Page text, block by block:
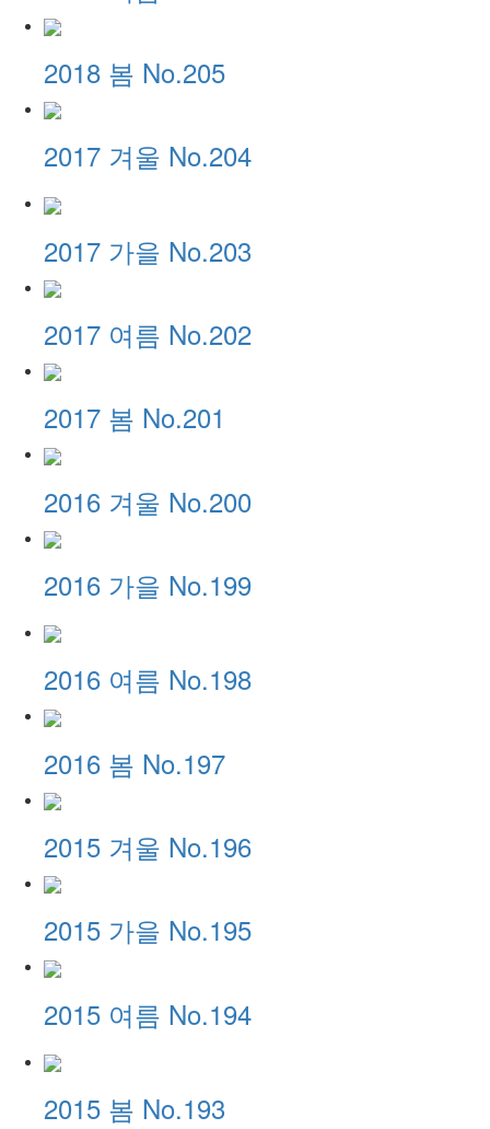
2018 봄 No.205
2017 겨울 No.204
2017 가을 No.203
2017 여름 No.202
2017 봄 No.201
2016 겨울 No.200
2016 가을 No.199
2016 여름 No.198
2016 봄 No.197
2015 겨울 No.196
2015 가을 No.195
2015 여름 No.194
2015 봄 No.193